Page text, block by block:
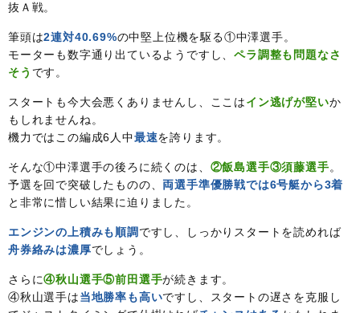
抜Ａ戦。
筆頭は2連対40.69%の中堅上位機を駆る①中澤選手。
モーターも数字通り出ているようですし、ペラ調整も問題なさ
そう です。
スタートも今大会悪くありませんし、ここはイン逃げが堅いか
もしれませんね。
機力ではこの編成6人中最速を誇ります。
そんな①中澤選手の後ろに続くのは、 ②飯島選手③須藤選手。
予選を回で突破したものの、 両選手準優勝戦では6号艇から3着
と非常に惜しい結果に迫りました。
エンジンの上積みも順調ですし、しっかりスタートを読めれば
舟券絡みは濃厚でしょう。
さらに④秋山選手⑤前田選手が続きます。
④秋山選手は当地勝率も高いですし、スタートの遅さを克服し